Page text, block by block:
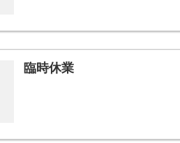
臨時休業